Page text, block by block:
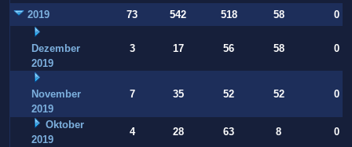
2019
73 542 518 58 0
Dezember
2019
3 17 56 58 0
November
2019
7 35 52 52 0
Oktober
2019
4 28 63 8 0